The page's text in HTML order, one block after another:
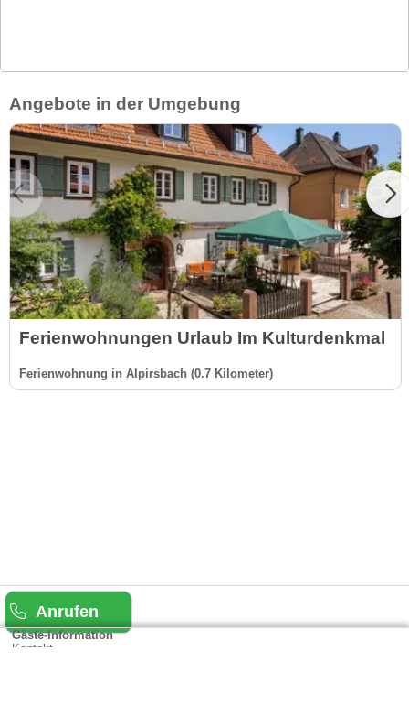
Angebote in der Umgebung
Ferienwohnungen Urlaub Im Kulturdenkmal
Ferienwohnung in Alpirsbach (0.7 Kilometer)
Anrufen
Gäste-Information
Kontakt